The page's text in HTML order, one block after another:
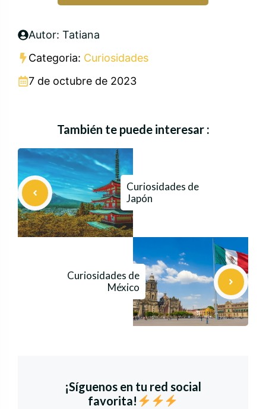
Autor: Tatiana
Categoria: Curiosidades
7 de octubre de 2023
También te puede interesar :
Curiosidades de
Japón
Curiosidades de
México
¡Síguenos en tu red social
favorita!